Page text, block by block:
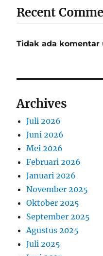
Recent
Tidak ada
Archives
Juli 2026
Juni 2026
Mei 2026
Februari 2026
Januari 2026
November 2025
Oktober 2025
September 2025
Agustus 2025
Juli 2025